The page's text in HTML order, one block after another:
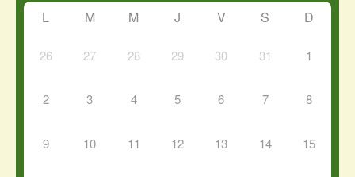
L M M J V S D
26 27 28 29 30 31 1
2 3 4 5 6 7 8
9 10 11 12 13 14 15